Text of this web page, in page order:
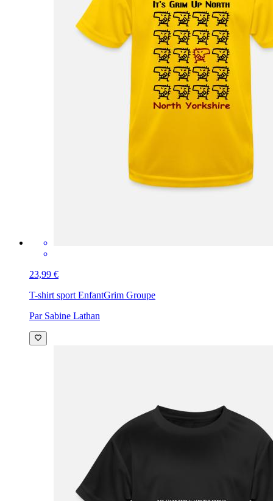
23,99 €
T-shirt sport EnfantGrim Groupe
Par Sabine Lathan